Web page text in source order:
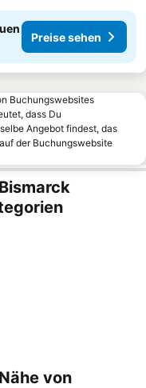
Preise sehen
Buchungswebsites
dass Du
Angebot findest, das
der Buchungswebsite
von